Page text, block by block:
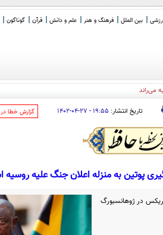
بین الملل فرهنگ و هنر علم و دانش قرآن گوناگون
می‌راند
تاریخ انتشار: ۱۹:۵۵ - ۲۷-۰۴-۱۴۰۲ ‌گزارش خطا
پوتین به منزله اعلان جنگ علیه
در ژوهانسبورگ